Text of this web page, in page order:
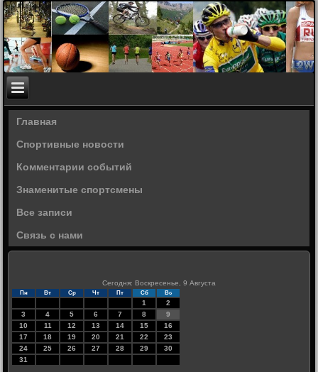
Главная
Спортивные новости
Комментарии событий
Знаменитые спортсмены
Все записи
Связь с нами
Сегодня: Воскресенье, 9 Августа
Пн Вт Ср Чт Пт Сб Вс
1
2
3
4 5 6 7 8
9
10
11 12 13 14 15
16
17
18 19 20 21 22
23
24
25 26 27 28 29
30
31